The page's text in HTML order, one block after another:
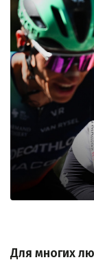
Для многих